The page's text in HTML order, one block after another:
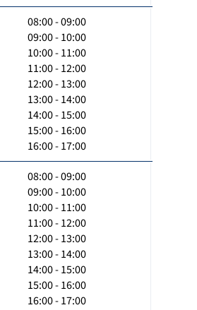
08:00 - 09:00
09:00 - 10:00
10:00 - 11:00
11:00 - 12:00
12:00 - 13:00
13:00 - 14:00
14:00 - 15:00
15:00 - 16:00
16:00 - 17:00
08:00 - 09:00
09:00 - 10:00
10:00 - 11:00
11:00 - 12:00
12:00 - 13:00
13:00 - 14:00
14:00 - 15:00
15:00 - 16:00
16:00 - 17:00